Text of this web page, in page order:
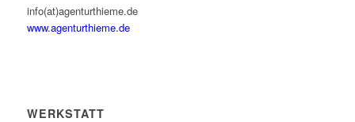
info(at)agenturthieme.de
www.agenturthieme.de
WERKSTATT